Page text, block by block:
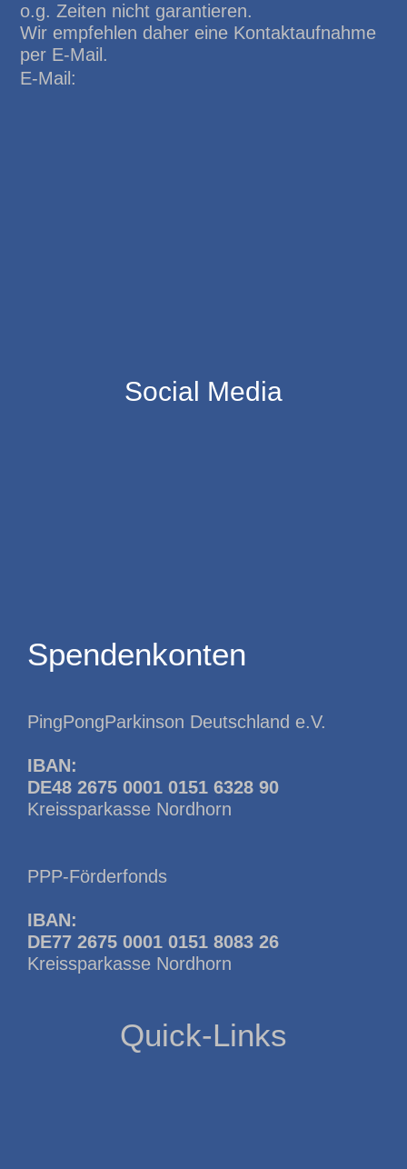
o.g. Zeiten nicht garantieren.
Wir empfehlen daher eine Kontaktaufnahme
per E-Mail.
E-Mail:
Social Media
Spendenkonten
PingPongParkinson Deutschland e.V.
IBAN:
DE48 2675 0001 0151 6328 90
Kreissparkasse Nordhorn
PPP-Förderfonds
IBAN:
DE77 2675 0001 0151 8083 26
Kreissparkasse Nordhorn
Quick-Links